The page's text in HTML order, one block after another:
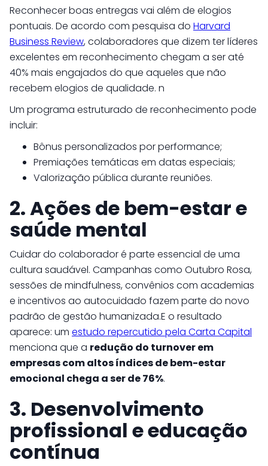
Reconhecer boas entregas vai além de elogios
pontuais. De acordo com pesquisa do Harvard
Business Review, colaboradores que dizem ter líderes
excelentes em reconhecimento chegam a ser até
40% mais engajados do que aqueles que não
recebem elogios de qualidade. n
Um programa estruturado de reconhecimento pode
incluir:
Bônus personalizados por performance;
Premiações temáticas em datas especiais;
Valorização pública durante reuniões.
2. Ações de bem-estar e
saúde mental
Cuidar do colaborador é parte essencial de uma
cultura saudável. Campanhas como Outubro Rosa,
sessões de mindfulness, convênios com academias
e incentivos ao autocuidado fazem parte do novo
padrão de gestão humanizada.E o resultado
aparece: um estudo repercutido pela Carta Capital
menciona que a redução do turnover em
empresas com altos índices de bem-estar
emocional chega a ser de 76%.
3. Desenvolvimento
profissional e educação
contínua